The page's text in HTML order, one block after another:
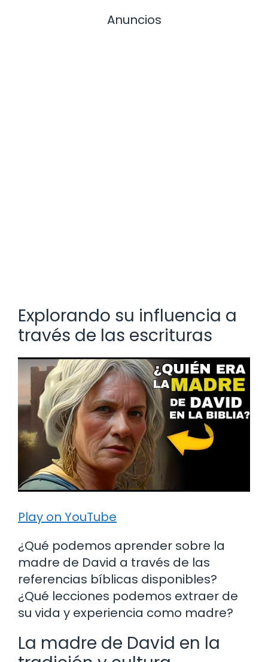
Anuncios
Explorando su influencia a
través de las escrituras
Play on YouTube
¿Qué podemos aprender sobre la
madre de David a través de las
referencias bíblicas disponibles?
¿Qué lecciones podemos extraer de
su vida y experiencia como madre?
La madre de David en la